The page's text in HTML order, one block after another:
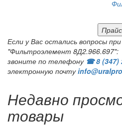
Прайс
Если у Вас остались вопросы
"Фильтроэлемент 8Д2.966.697":
звоните по телефону ☎ 8 (347)
электронную почту
Недавно
товары